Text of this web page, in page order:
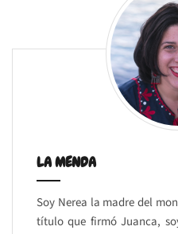
LA MENDA
Soy Nerea la madre del
título que firmó Juanca,